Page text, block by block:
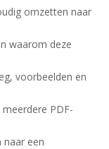
omzetten naar
waarom deze
voorbeelden en
PDF-
naar een